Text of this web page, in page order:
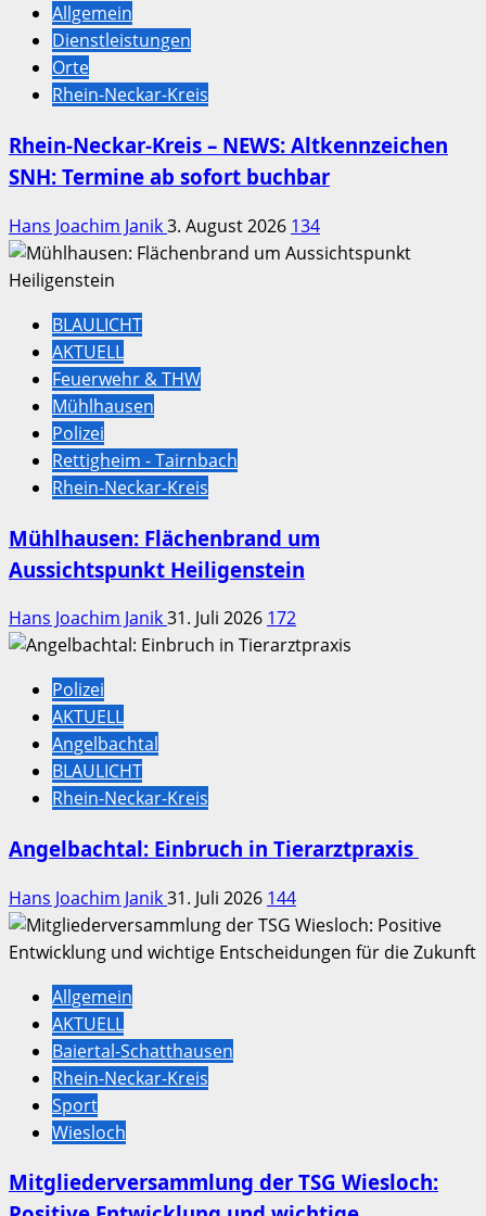
Allgemein
Dienstleistungen
Orte
Rhein-Neckar-Kreis
Rhein-Neckar-Kreis – NEWS: Altkennzeichen
SNH: Termine ab sofort buchbar
Hans Joachim Janik3. August 2026 134
BLAULICHT
AKTUELL
Feuerwehr & THW
Mühlhausen
Polizei
Rettigheim - Tairnbach
Rhein-Neckar-Kreis
Mühlhausen: Flächenbrand um
Aussichtspunkt Heiligenstein
Hans Joachim Janik31. Juli 2026 172
Polizei
AKTUELL
Angelbachtal
BLAULICHT
Rhein-Neckar-Kreis
Angelbachtal: Einbruch in Tierarztpraxis
Hans Joachim Janik31. Juli 2026 144
Allgemein
AKTUELL
Baiertal-Schatthausen
Rhein-Neckar-Kreis
Sport
Wiesloch
Mitgliederversammlung der TSG Wiesloch: